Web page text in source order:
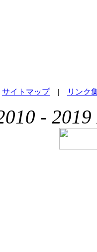
サイトマップ| リンク
- 2019